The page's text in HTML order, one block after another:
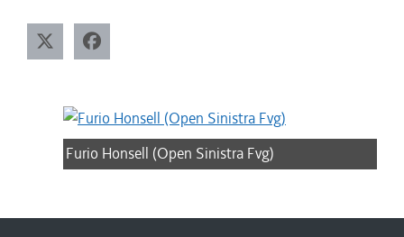
Furio Honsell (Open Sinistra Fvg)